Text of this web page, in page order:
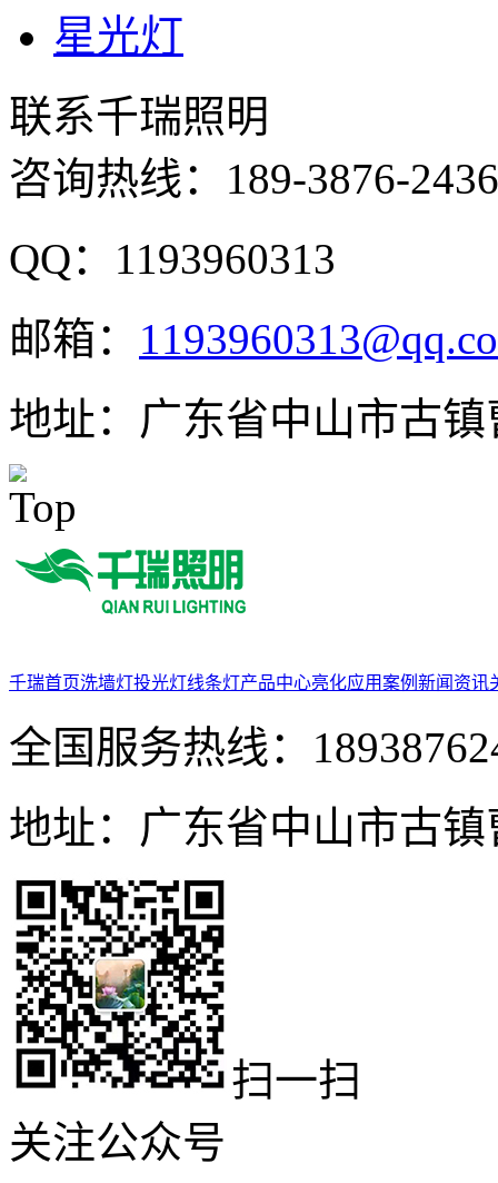
星光灯
联系千瑞照明
咨询热线： 189-3876-2436
QQ：1193960313
邮箱：
地址：广东省中山市古
千瑞首页洗墙灯投光灯线条灯产品中心亮化应用案例 新闻资讯
全国服务热线：
地址： 广东省中山市古
扫一扫
关注公众号